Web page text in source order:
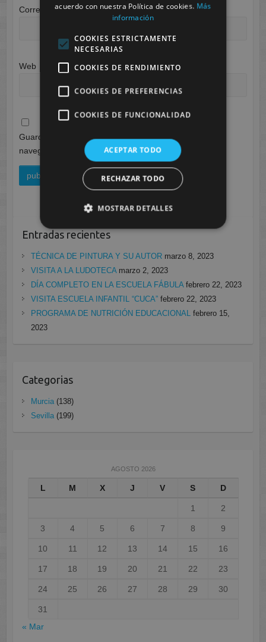
Correo electrónico*
Web
Guarda mi nombre, correo electrónico y web en este
navegador para la próxima vez que comente.
Entradas recientes
TÉCNICA DE PINTURA Y SU AUTOR marzo 8, 2023
VISITA A LA LUDOTECA marzo 2, 2023
DÍA COMPLETO EN LA ESCUELA FÁBULA febrero 22, 2023
VISITA ESCUELA INFANTIL “CUCA” febrero 22, 2023
PROGRAMA DE NUTRICIÓN EDUCACIONAL febrero 15,
2023
Categorias
Murcia(138)
Sevilla(199)
AGOSTO 2026
L M X J V S D
1 2
3 4 5 6 7 8 9
10 11 12 13 14 15 16
17 18 19 20 21 22 23
24 25 26 27 28 29 30
31
« Mar
acuerdo con nuestra Política de cookies. Más
información
COOKIES ESTRICTAMENTE
NECESARIAS
COOKIES DE RENDIMIENTO
COOKIES DE PREFERENCIAS
COOKIES DE FUNCIONALIDAD
ACEPTAR TODO
RECHAZAR TODO
MOSTRAR DETALLES